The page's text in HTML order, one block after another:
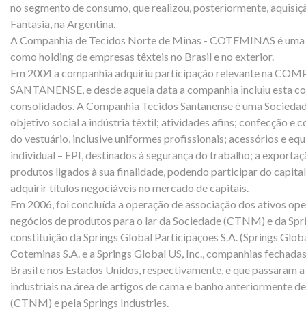
no segmento de consumo, que realizou, posteriormente,
Fantasia, na Argentina.
A Companhia de Tecidos Norte de Minas - COTEMINAS é
como holding de empresas têxteis no Brasil e no exterior.
Em 2004 a companhia adquiriu participação relevante na
SANTANENSE, e desde aquela data a companhia incluiu esta
consolidados. A Companhia Tecidos Santanense é uma
objetivo social a indústria têxtil; atividades afins; confecção e
do vestuário, inclusive uniformes profissionais; acessórios e
individual – EPI, destinados à segurança do trabalho; a
produtos ligados à sua finalidade, podendo participar do
adquirir títulos negociáveis no mercado de capitais.
Em 2006, foi concluída a operação de associação dos ativos
negócios de produtos para o lar da Sociedade (CTNM) e da
constituição da Springs Global Participações S.A. (Springs
Coteminas S.A. e a Springs Global US, Inc., companhias
Brasil e nos Estados Unidos, respectivamente, e que passaram
industriais na área de artigos de cama e banho anteriormente
(CTNM) e pela Springs Industries.